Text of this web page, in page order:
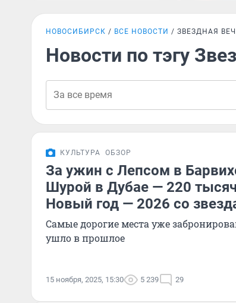
НОВОСИБИРСК ВСЕ НОВОСТИ ЗВЕЗДНАЯ
Новости по тэгу
КУЛЬТУРА ОБЗОР
За ужин с Лепсом в
Шурой в Дубае — 220
Новый год — 2026 со
Самые дорогие места уже
ушло в прошлое
15 ноября, 2025, 15:30 5 239 29